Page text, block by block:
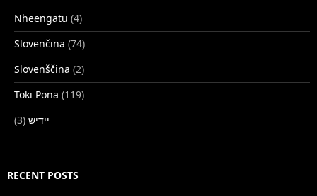
Nheengatu (4)
Slovenčina (74)
Slovenščina (2)
Toki Pona (119)
ייִדיש (3)
RECENT POSTS